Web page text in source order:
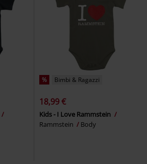
% Bimbi & Ragazzi
18,99 €
Kids - I Love Rammstein
Rammstein
Body